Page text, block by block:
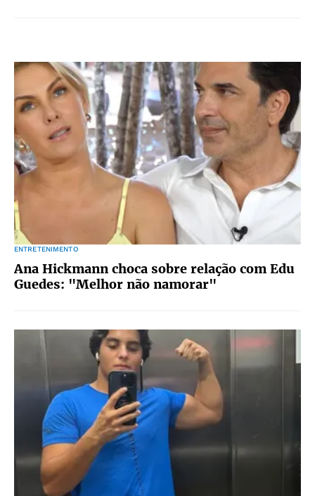
ENTRETENIMENTO
Ana Hickmann choca sobre relação com Edu
Guedes: "Melhor não namorar"